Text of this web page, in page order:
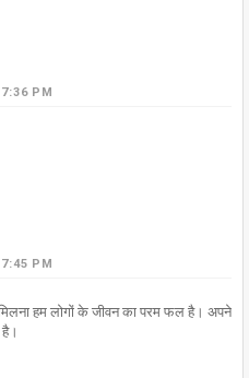
PM
PM
हम लोगों के जीवन का परम फल है। अपने